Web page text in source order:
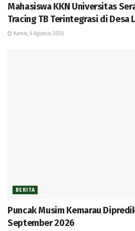
Mahasiswa KKN Universitas
Tracing TB Terintegrasi di Desa
Kamis, 6 Agustus 2026
BERITA
Puncak Musim Kemarau
September 2026